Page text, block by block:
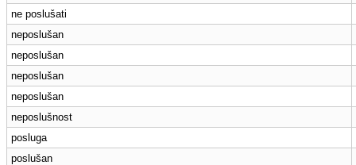
ne poslušati
neposlušan
neposlušan
neposlušan
neposlušan
neposlušnost
posluga
poslušan